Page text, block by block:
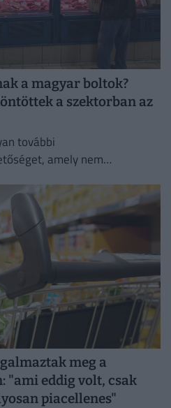
a magyar boltok?
a szektorban az
további
amely nem
meg a
"ami eddig volt, csak
piacellenes"